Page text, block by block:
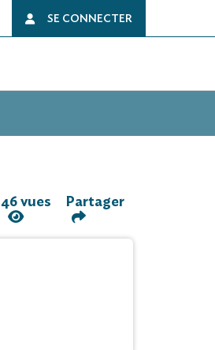
SE CONNECTER
46 vues Partager